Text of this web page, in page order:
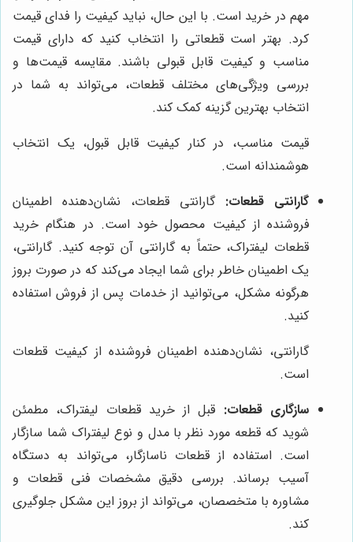
مهم در خرید است. با این حال، نباید کیفیت را فدای قیمت
کرد. بهتر است قطعاتی را انتخاب کنید که دارای قیمت
مناسب و کیفیت قابل قبولی باشند. مقایسه قیمت‌ها و
بررسی ویژگی‌های مختلف قطعات، می‌تواند به شما در
انتخاب بهترین گزینه کمک کند.
قیمت مناسب، در کنار کیفیت قابل قبول، یک انتخاب
هوشمندانه است.
گارانتی قطعات: گارانتی قطعات، نشان‌دهنده اطمینان
فروشنده از کیفیت محصول خود است. در هنگام خرید
قطعات لیفتراک، حتماً به گارانتی آن توجه کنید. گارانتی،
یک اطمینان خاطر برای شما ایجاد می‌کند که در صورت بروز
هرگونه مشکل، می‌توانید از خدمات پس از فروش استفاده
کنید.
گارانتی، نشان‌دهنده اطمینان فروشنده از کیفیت قطعات
است.
سازگاری قطعات: قبل از خرید قطعات لیفتراک، مطمئن
شوید که قطعه مورد نظر با مدل و نوع لیفتراک شما سازگار
است. استفاده از قطعات ناسازگار، می‌تواند به دستگاه
آسیب برساند. بررسی دقیق مشخصات فنی قطعات و
مشاوره با متخصصان، می‌تواند از بروز این مشکل جلوگیری
کند.